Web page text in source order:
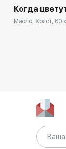
Когда
Масло, Холст, 60